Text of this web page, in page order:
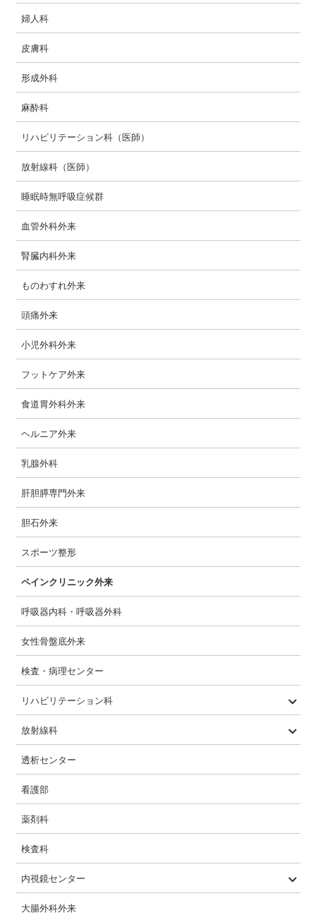
婦人科
皮膚科
形成外科
麻酔科
リハビリテーション科（医師）
放射線科（医師）
睡眠時無呼吸症候群
血管外科外来
腎臓内科外来
ものわすれ外来
頭痛外来
小児外科外来
フットケア外来
食道胃外科外来
ヘルニア外来
乳腺外科
肝胆膵専門外来
胆石外来
スポーツ整形
ペインクリニック外来
呼吸器内科・呼吸器外科
女性骨盤底外来
検査・病理センター
リハビリテーション科
放射線科
透析センター
看護部
薬剤科
検査科
内視鏡センター
大腸外科外来